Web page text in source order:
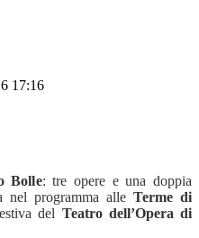
17:16
Bolle: tre opere e una doppia
nel programma alle Terme di
del Teatro dell’Opera di